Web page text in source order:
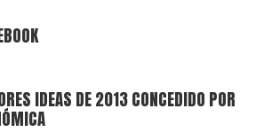
IDEAS DE 2013 CONCEDIDO POR